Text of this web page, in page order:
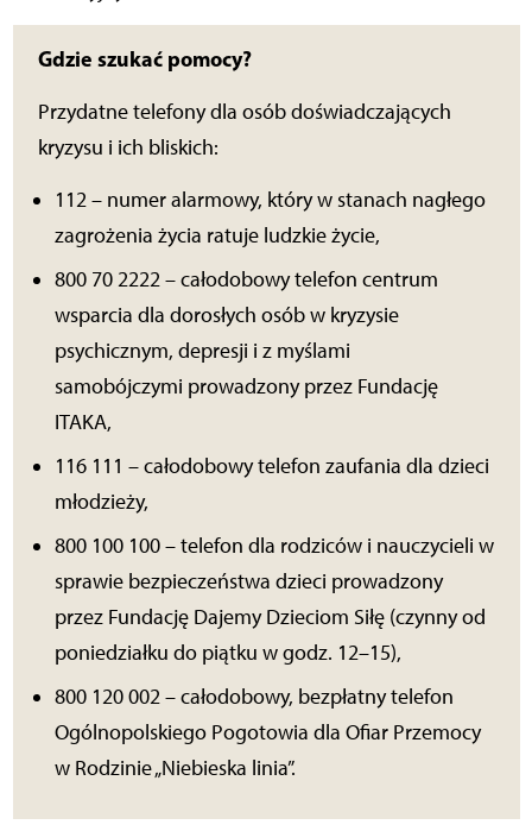
Gdzie szukać pomocy?
Przydatne telefony dla osób doświadczających
kryzysu i ich bliskich:
112 – numer alarmowy, który w stanach nagłego
zagrożenia życia ratuje ludzkie życie,
800 70 2222 – całodobowy telefon centrum
wsparcia dla dorosłych osób w kryzysie
psychicznym, depresji i z myślami
samobójczymi prowadzony przez Fundację
ITAKA,
116 111 – całodobowy telefon zaufania dla dzieci
młodzieży,
800 100 100 – telefon dla rodziców i nauczycieli w
sprawie bezpieczeństwa dzieci prowadzony
przez Fundację Dajemy Dzieciom Siłę (czynny od
poniedziałku do piątku w godz. 12–15),
800 120 002 – całodobowy, bezpłatny telefon
Ogólnopolskiego Pogotowia dla Ofiar Przemocy
w Rodzinie „Niebieska linia”.